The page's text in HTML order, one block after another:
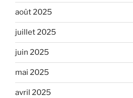
août 2025
juillet 2025
juin 2025
mai 2025
avril 2025